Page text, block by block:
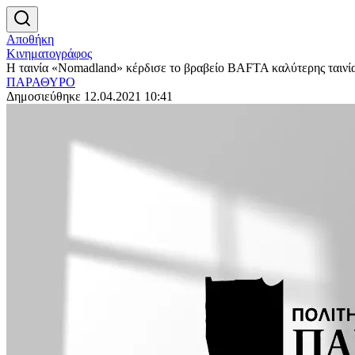
Αποθήκη
Κινηματογράφος
Η ταινία «Nomadland» κέρδισε το βραβείο BAFTA καλύτερης
ΠΑΡΑΘΥΡΟ
Δημοσιεύθηκε 12.04.2021 10:41